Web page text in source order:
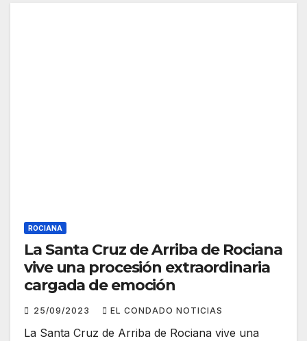
ROCIANA
La Santa Cruz de Arriba de Rociana
vive una procesión extraordinaria
cargada de emoción
25/09/2023 EL CONDADO NOTICIAS
La Santa Cruz de Arriba de Rociana vive una